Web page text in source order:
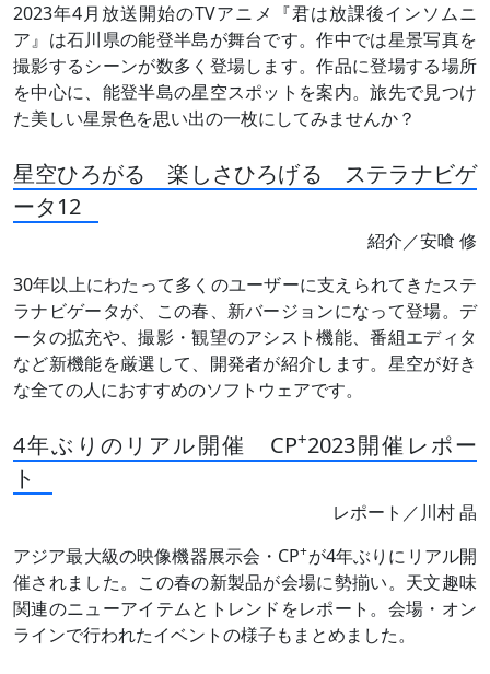
2023年4月放送開始のTVアニメ『君は放課後インソムニ
ア』は石川県の能登半島が舞台です。作中では星景写真を
撮影するシーンが数多く登場します。作品に登場する場所
を中心に、能登半島の星空スポットを案内。旅先で見つけ
た美しい星景色を思い出の一枚にしてみませんか？
星空ひろがる 楽しさひろげる ステラナビゲ
ータ12
紹介／安喰 修
30年以上にわたって多くのユーザーに支えられてきたステ
ラナビゲータが、この春、新バージョンになって登場。デ
ータの拡充や、撮影・観望のアシスト機能、番組エディタ
など新機能を厳選して、開発者が紹介します。星空が好き
な全ての人におすすめのソフトウェアです。
4年ぶりのリアル開催 CP+2023開催レポー
ト
レポート／川村 晶
アジア最大級の映像機器展示会・CP+が4年ぶりにリアル開
催されました。この春の新製品が会場に勢揃い。天文趣味
関連のニューアイテムとトレンドをレポート。会場・オン
ラインで行われたイベントの様子もまとめました。